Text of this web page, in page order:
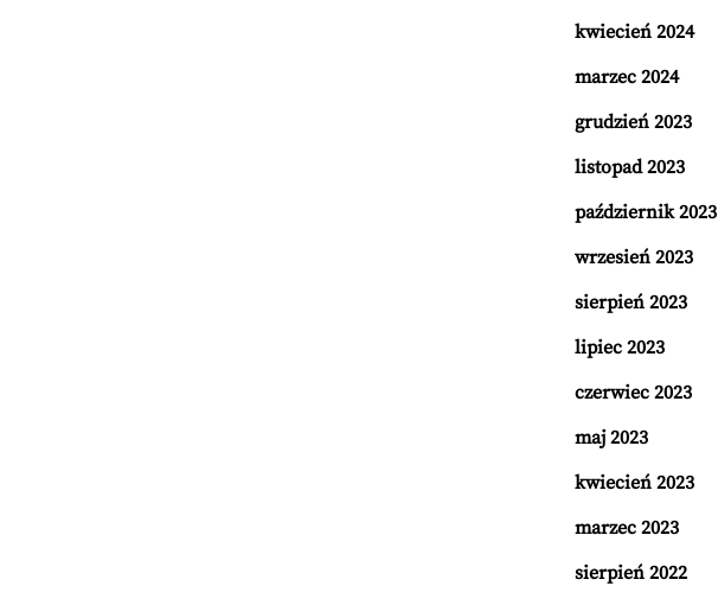
kwiecień 2024
marzec 2024
grudzień 2023
listopad 2023
październik 2023
wrzesień 2023
sierpień 2023
lipiec 2023
czerwiec 2023
maj 2023
kwiecień 2023
marzec 2023
sierpień 2022